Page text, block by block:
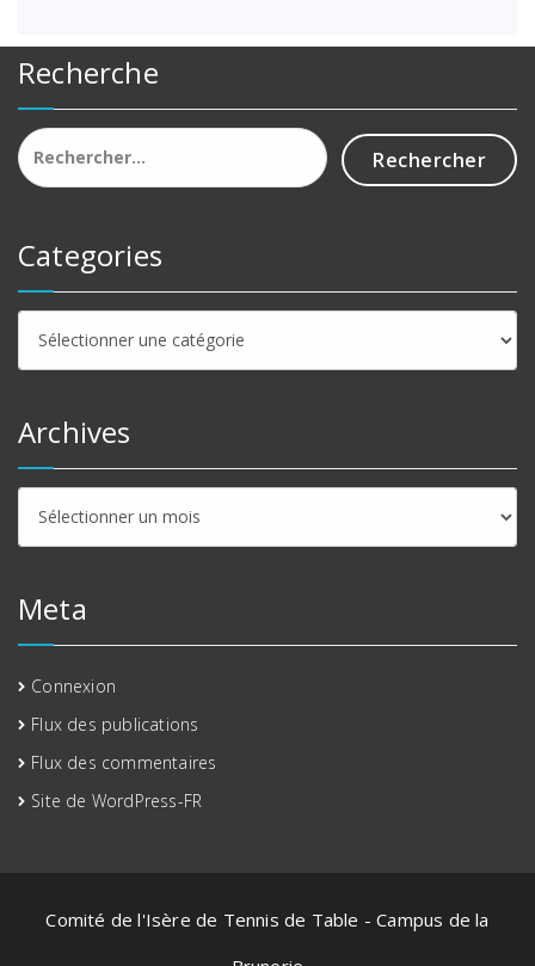
Recherche
Rechercher :
Categories
Categories
Archives
Archives
Meta
Connexion
Flux des publications
Flux des commentaires
Site de WordPress-FR
Comité de l'Isère de Tennis de Table - Campus de la